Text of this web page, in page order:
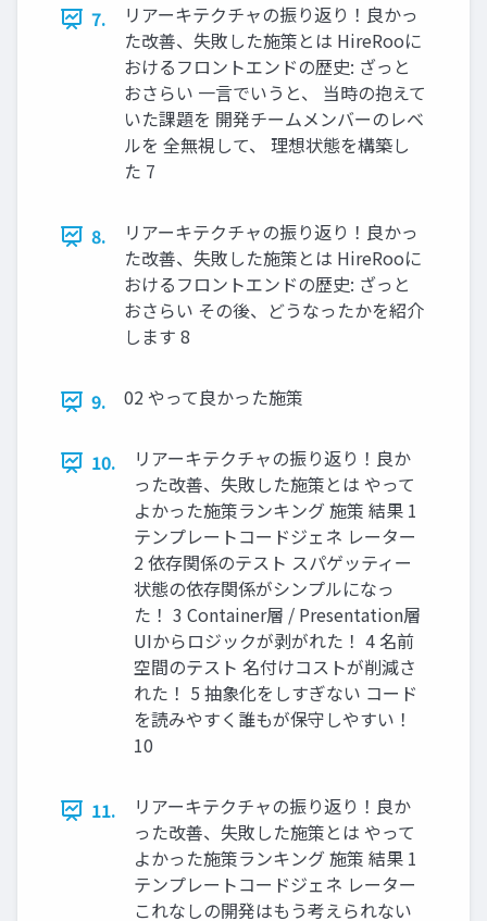
7.
リアーキテクチャの振り返り！良かっ
た改善、失敗した施策とは HireRooに
おけるフロントエンドの歴史: ざっと
おさらい 一言でいうと、 当時の抱えて
いた課題を 開発チームメンバーのレベ
ルを 全無視して、 理想状態を構築し
た 7
8.
リアーキテクチャの振り返り！良かっ
た改善、失敗した施策とは HireRooに
おけるフロントエンドの歴史: ざっと
おさらい その後、どうなったかを紹介
します 8
9. 02 やって良かった施策
10.
リアーキテクチャの振り返り！良か
った改善、失敗した施策とは やって
よかった施策ランキング 施策 結果 1
テンプレートコードジェネ レーター
2 依存関係のテスト スパゲッティー
状態の依存関係がシンプルになっ
た！ 3 Container層 / Presentation層
UIからロジックが剥がれた！ 4 名前
空間のテスト 名付けコストが削減さ
れた！ 5 抽象化をしすぎない コード
を読みやすく誰もが保守しやすい！
10
11.
リアーキテクチャの振り返り！良か
った改善、失敗した施策とは やって
よかった施策ランキング 施策 結果 1
テンプレートコードジェネ レーター
これなしの開発はもう考えられない